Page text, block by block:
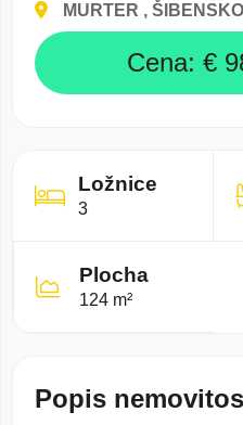
MURTER ,
Cena: €
Ložnice
3
Plocha
124 m²
Popis